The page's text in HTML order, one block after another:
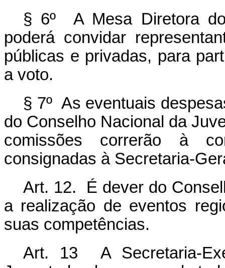
§ 6º A Mesa Diretora
poderá convidar
públicas e privadas, para
a voto.
§ 7º As eventuais
do Conselho Nacional da
comissões correrão à
consignadas à Secretaria-
Art. 12. É dever do
a realização de eventos
suas competências.
Art. 13 A Secretaria-